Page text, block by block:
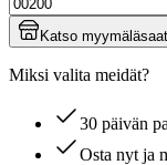
Katso
Miksi valita meidät?
30 päivän
Osta nyt ja